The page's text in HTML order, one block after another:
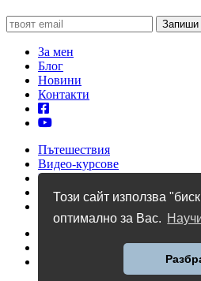
Този сайт използва
оптимално за Вас.
За мен
Блог
Новини
Контакти
Пътешествия
Видео-курсове
Уроци по китара
Учебници